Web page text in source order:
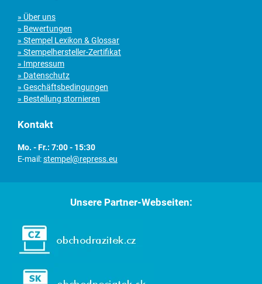
» Über uns
» Bewertungen
» Stempel Lexikon & Glossar
» Stempelhersteller-Zertifikat
» Impressum
» Datenschutz
» Geschäftsbedingungen
» Bestellung stornieren
Kontakt
Mo. - Fr.: 7:00 - 15:30
E-mail:stempel@repress.eu
Unsere Partner-Webseiten: